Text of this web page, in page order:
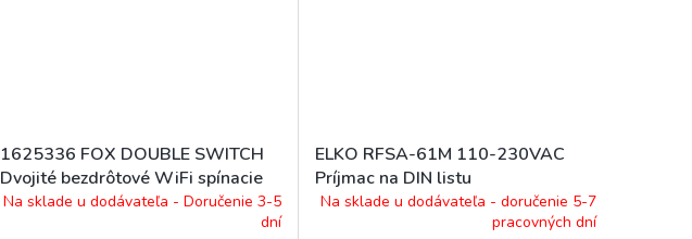
1625336 FOX DOUBLE SWITCH
Dvojité bezdrôtové WiFi spínacie
relé pod vypínač alebo kryt zásuvky
Na sklade u dodávateľa - Doručenie 3-5
dní
ELKO RFSA-61M 110-230VAC
Príjmac na DIN listu
Na sklade u dodávateľa - doručenie 5-7
pracovných dní